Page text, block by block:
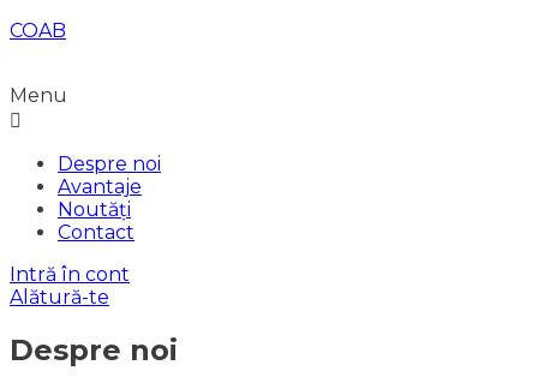
COAB
Menu
Despre noi
Avantaje
Noutăți
Contact
Intră în cont
Alătură-te
Despre noi